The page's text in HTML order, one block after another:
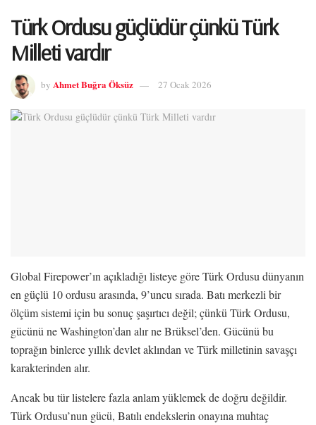
Türk Ordusu güçlüdür çünkü Türk
Milleti vardır
by Ahmet Buğra Öksüz 27 Ocak 2026
Global Firepower’ın açıkladığı listeye göre Türk Ordusu dünyanın
en güçlü 10 ordusu arasında, 9’uncu sırada. Batı merkezli bir
ölçüm sistemi için bu sonuç şaşırtıcı değil; çünkü Türk Ordusu,
gücünü ne Washington’dan alır ne Brüksel’den. Gücünü bu
toprağın binlerce yıllık devlet aklından ve Türk milletinin savaşçı
karakterinden alır.
Ancak bu tür listelere fazla anlam yüklemek de doğru değildir.
Türk Ordusu’nun gücü, Batılı endekslerin onayına muhtaç